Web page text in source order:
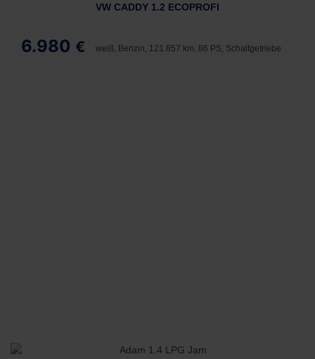
VW CADDY 1.2 ECOPROFI
6.980 € weiß, Benzin, 121.857 km, 86 PS, Schaltgetriebe